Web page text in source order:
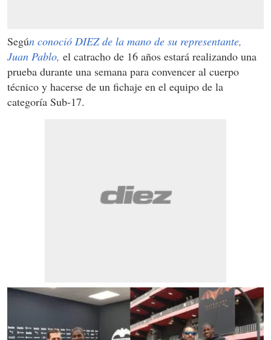
Según conoció DIEZ de la mano de su representante,
Juan Pablo, el catracho de 16 años estará realizando una
prueba durante una semana para convencer al cuerpo
técnico y hacerse de un fichaje en el equipo de la
categoría Sub-17.